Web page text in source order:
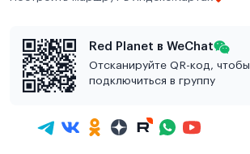
Red Planet в WeChat
Отсканируйте QR-код, чтобы
подключиться в группу